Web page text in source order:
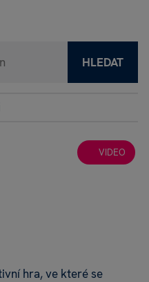
HLEDAT
VIDEO
hra, ve které se